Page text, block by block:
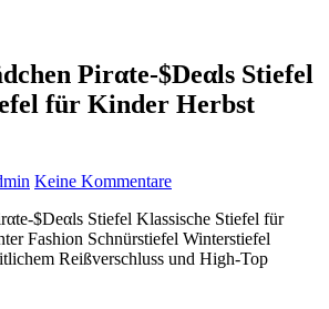
Pirαtе-$Dеαls Stiefel
für Kinder Herbst
Keine Kommentare
$Dеαls Stiefel Klassische Stiefel für
Fashion Schnürstiefel Winterstiefel
Reißverschluss und High-Top